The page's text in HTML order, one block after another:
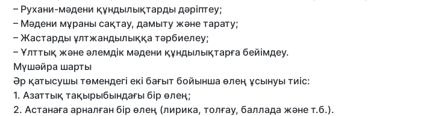
– Рухани-мәдени құндылықтарды дәріптеу;
– Мәдени мұраны сақтау, дамыту және тарату;
– Жастарды ұлтжандылыққа тәрбиелеу;
– Ұлттық және әлемдік мәдени құндылықтарға бейімдеу.
Мүшәйра шарты
Әр қатысушы төмендегі екі бағыт бойынша өлең ұсынуы тиіс:
1. Азаттық тақырыбындағы бір өлең;
2. Астанаға арналған бір өлең (лирика, толғау, баллада және т.б.).